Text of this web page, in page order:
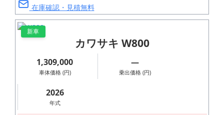
在庫確認・見積無料
新車
カワサキ W800
1,309,000
車体価格 (円)
―
乗出価格 (円)
2026
年式